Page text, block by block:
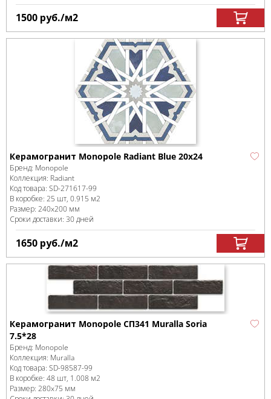
1500 руб./м2
Керамогранит Monopole Radiant Blue 20x24
Бренд: Monopole
Коллекция: Radiant
Код товара: SD-271617-99
В коробке: 25 шт, 0.915 м2
Размер: 240x200 мм
Сроки доставки: 30 дней
1650 руб./м2
Керамогранит Monopole СП341 Muralla Soria
7.5*28
Бренд: Monopole
Коллекция: Muralla
Код товара: SD-98587-99
В коробке: 48 шт, 1.008 м2
Размер: 280x75 мм